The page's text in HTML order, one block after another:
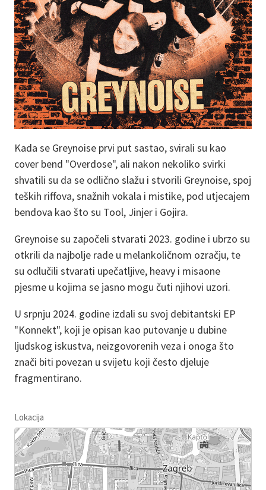
Kada se Greynoise prvi put sastao, svirali su kao
cover bend "Overdose", ali nakon nekoliko svirki
shvatili su da se odlično slažu i stvorili Greynoise, spoj
teških riffova, snažnih vokala i mistike, pod utjecajem
bendova kao što su Tool, Jinjer i Gojira.
Greynoise su započeli stvarati 2023. godine i ubrzo su
otkrili da najbolje rade u melankoličnom ozračju, te
su odlučili stvarati upečatljive, heavy i misaone
pjesme u kojima se jasno mogu čuti njihovi uzori.
U srpnju 2024. godine izdali su svoj debitantski EP
"Konnekt", koji je opisan kao putovanje u dubine
ljudskog iskustva, neizgovorenih veza i onoga što
znači biti povezan u svijetu koji često djeluje
fragmentirano.
Lokacija